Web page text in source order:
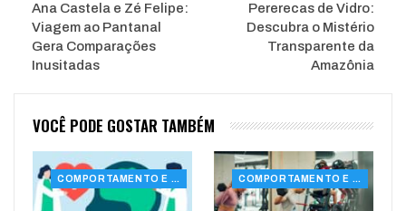
Ana Castela e Zé Felipe:
Viagem ao Pantanal
Gera Comparações
Inusitadas
Pererecas de Vidro:
Descubra o Mistério
Transparente da
Amazônia
VOCÊ PODE GOSTAR TAMBÉM
COMPORTAMENTO E SAÚDE COMPORTAMENTO E SAÚDE